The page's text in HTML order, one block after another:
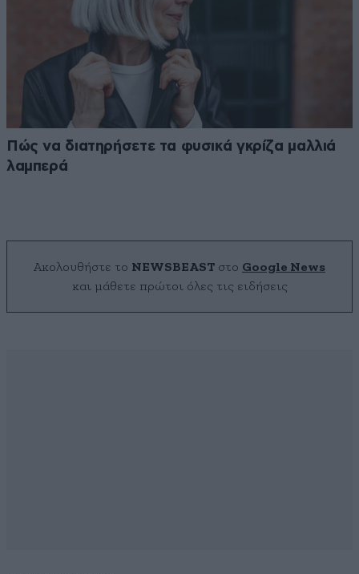
Πώς να διατηρήσετε τα φυσικά γκρίζα μαλλιά
λαμπερά
Ακολουθήστε το NEWSBEAST στο Google News
και μάθετε πρώτοι όλες τις ειδήσεις